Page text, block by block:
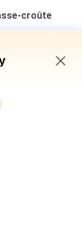
croûte